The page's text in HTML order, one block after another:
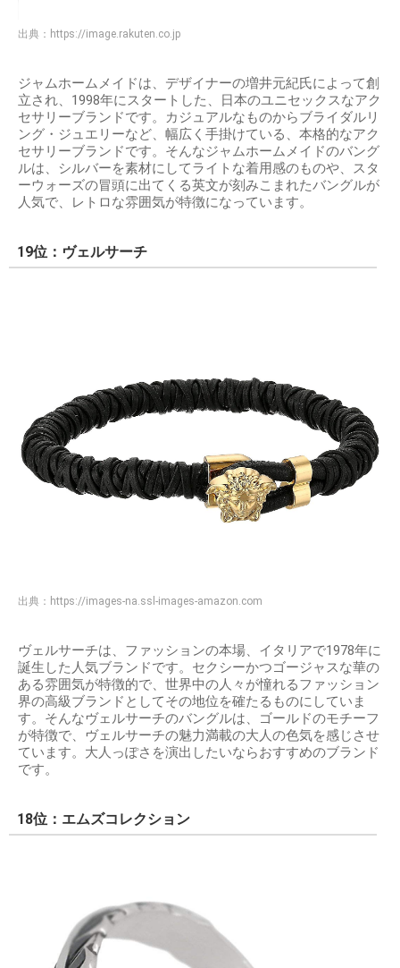
出典： https://image.rakuten.co.jp
ジャムホームメイドは、デザイナーの増井元紀氏によって創
立され、1998年にスタートした、日本のユニセックスなアク
セサリーブランドです。カジュアルなものからブライダルリ
ング・ジュエリーなど、幅広く手掛けている、本格的なアク
セサリーブランドです。そんなジャムホームメイドのバング
ルは、シルバーを素材にしてライトな着用感のものや、スタ
ーウォーズの冒頭に出てくる英文が刻みこまれたバングルが
人気で、レトロな雰囲気が特徴になっています。
19位：ヴェルサーチ
出典： https://images-na.ssl-images-amazon.com
ヴェルサーチは、ファッションの本場、イタリアで1978年に
誕生した人気ブランドです。セクシーかつゴージャスな華の
ある雰囲気が特徴的で、世界中の人々が憧れるファッション
界の高級ブランドとしてその地位を確たるものにしていま
す。そんなヴェルサーチのバングルは、ゴールドのモチーフ
が特徴で、ヴェルサーチの魅力満載の大人の色気を感じさせ
ています。大人っぽさを演出したいならおすすめのブランド
です。
18位：エムズコレクション